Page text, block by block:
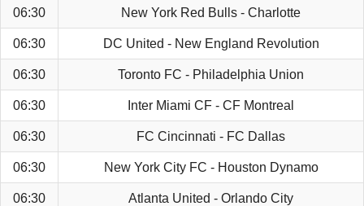
06:30 New York Red Bulls - Charlotte
06:30 DC United - New England Revolution
06:30 Toronto FC - Philadelphia Union
06:30 Inter Miami CF - CF Montreal
06:30 FC Cincinnati - FC Dallas
06:30 New York City FC - Houston Dynamo
06:30 Atlanta United - Orlando City